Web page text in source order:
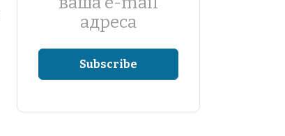
адреса